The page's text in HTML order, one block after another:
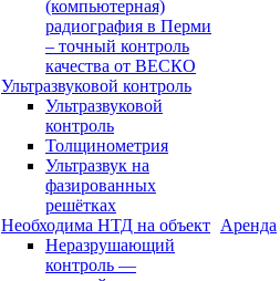
(компьютерная)
радиография в Перми
– точный контроль
качества от ВЕСКО
Ультразвуковой контроль
Ультразвуковой
контроль
Толщинометрия
Ультразвук на
фазированных
решётках
Необходима НТД на объект
Неразрушающий
контроль —
Аренда